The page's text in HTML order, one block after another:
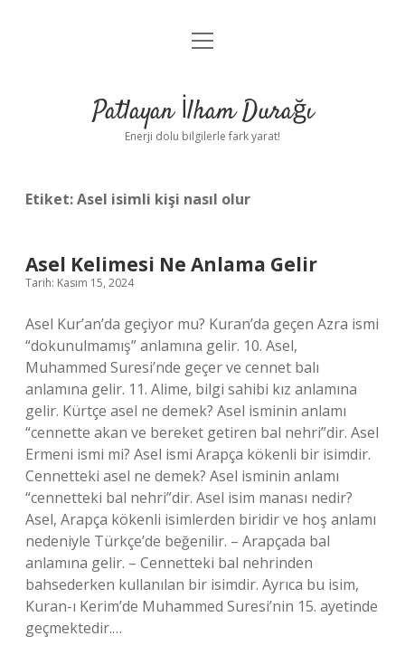
Anasayfa
Yasal Uyarı
menüyü
Patlayan İlham Durağı
Enerji dolu bilgilerle fark yarat!
Etiket:Asel isimli kişi nasıl olur
Asel Kelimesi Ne Anlama Gelir
Tarih: Kasım 15, 2024
Asel Kur’an’da geçiyor mu? Kuran’da geçen Azra ismi
“dokunulmamış” anlamına gelir. 10. Asel,
Muhammed Suresi’nde geçer ve cennet balı
anlamına gelir. 11. Alime, bilgi sahibi kız anlamına
gelir. Kürtçe asel ne demek? Asel isminin anlamı
“cennette akan ve bereket getiren bal nehri”dir. Asel
Ermeni ismi mi? Asel ismi Arapça kökenli bir isimdir.
Cennetteki asel ne demek? Asel isminin anlamı
“cennetteki bal nehri”dir. Asel isim manası nedir?
Asel, Arapça kökenli isimlerden biridir ve hoş anlamı
nedeniyle Türkçe’de beğenilir. – Arapçada bal
anlamına gelir. – Cennetteki bal nehrinden
bahsederken kullanılan bir isimdir. Ayrıca bu isim,
Kuran-ı Kerim’de Muhammed Suresi’nin 15. ayetinde
geçmektedir.…